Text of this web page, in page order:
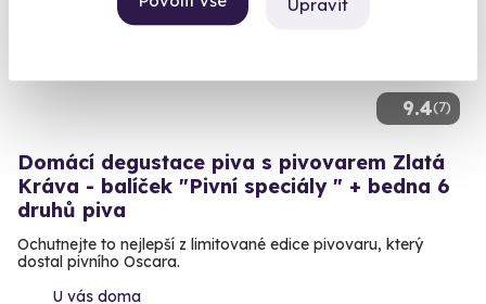
Upravit
9.4(7)
Domácí degustace piva s pivovarem Zlatá
Kráva - balíček "Pivní speciály " + bedna 6
druhů piva
Ochutnejte to nejlepší z limitované edice pivovaru, který
dostal pivního Oscara.
U vás doma